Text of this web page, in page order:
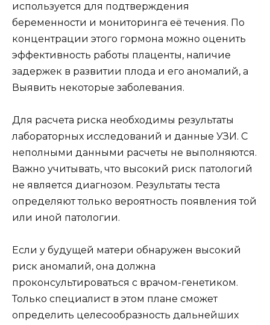
используется для подтверждения
беременности и мониторинга её течения. По
концентрации этого гормона можно оценить
эффективность работы плаценты, наличие
задержек в развитии плода и его аномалий, а
Выявить некоторые заболевания.
Для расчета риска необходимы результаты
лабораторных исследований и данные УЗИ. С
неполными данными расчеты не выполняются.
Важно учитывать, что высокий риск патологий
не является диагнозом. Результаты теста
определяют только вероятность появления той
или иной патологии.
Если у будущей матери обнаружен высокий
риск аномалий, она должна
проконсультироваться с врачом-генетиком.
Только специалист в этом плане сможет
определить целесообразность дальнейших